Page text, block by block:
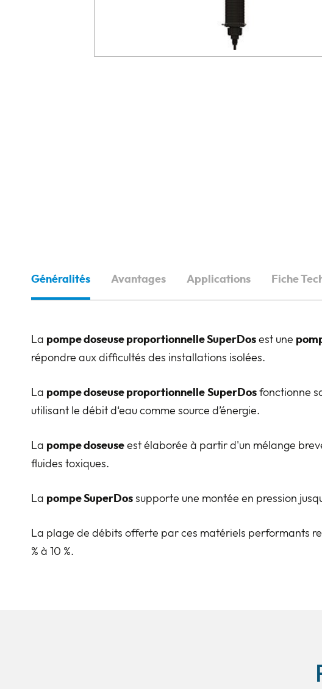
Généralités Avantages Applications Fiche
La pompe doseuse proportionnelle SuperDos est une
répondre aux difficultés des installations isolées.
La pompe doseuse proportionnelle SuperDos fonctionne
utilisant le débit d‘eau comme source d’énergie.
La pompe doseuse est élaborée à partir d'un mélange
fluides toxiques.
La pompe SuperDos supporte une montée en pression
La plage de débits offerte par ces matériels performants
% à 10 %.